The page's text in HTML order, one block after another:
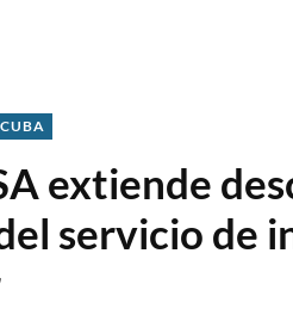
extiende
servicio de